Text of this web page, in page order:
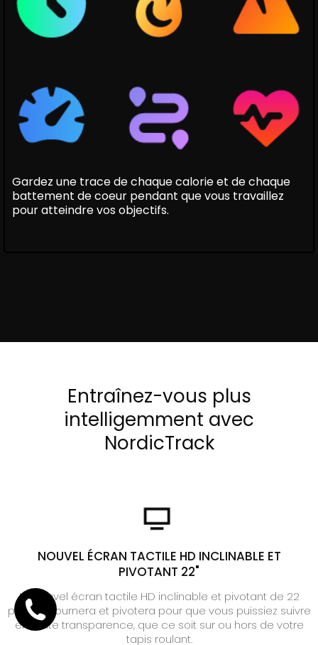
Gardez une trace de chaque calorie et de chaque
battement de coeur pendant que vous travaillez
pour atteindre vos objectifs.
Entraînez-vous plus
intelligemment avec
NordicTrack
NOUVEL ÉCRAN TACTILE HD INCLINABLE ET
PIVOTANT 22"
Le nouvel écran tactile HD inclinable et pivotant de 22
pouces tournera et pivotera pour que vous puissiez suivre
en toute transparence, que ce soit sur ou hors de votre
tapis roulant.